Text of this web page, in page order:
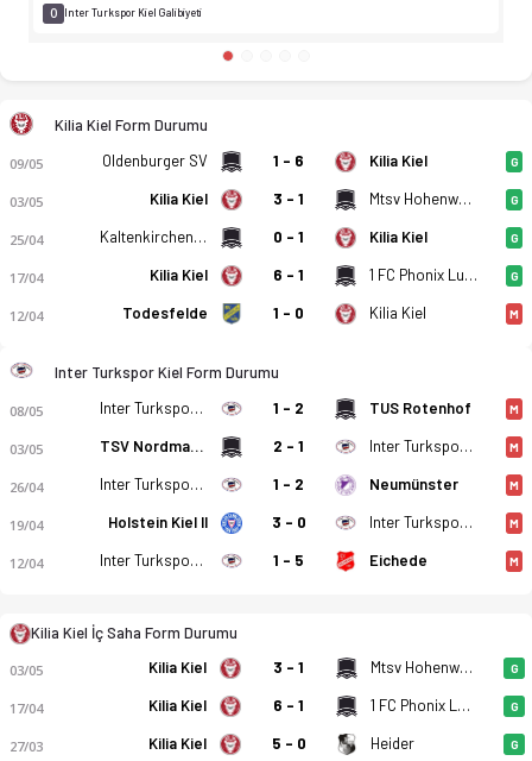
0 Inter Turkspor Kiel Galibiyeti
Kilia Kiel Form Durumu
09/05 Oldenburger SV 1 - 6 Kilia Kiel G
03/05 Kilia Kiel 3 - 1 Mtsv Hohenwestedt G
25/04 Kaltenkirchener Turnerschaft 0 - 1 Kilia Kiel G
17/04 Kilia Kiel 6 - 1 1 FC Phonix Lubeck II G
12/04 Todesfelde 1 - 0 Kilia Kiel M
Inter Turkspor Kiel Form Durumu
08/05 Inter Turkspor Kiel 1 - 2 TUS Rotenhof M
03/05 TSV Nordmark Satrup 2 - 1 Inter Turkspor Kiel M
26/04 Inter Turkspor Kiel 1 - 2 Neumünster M
19/04 Holstein Kiel II 3 - 0 Inter Turkspor Kiel M
12/04 Inter Turkspor Kiel 1 - 5 Eichede M
Kilia Kiel İç Saha Form Durumu
03/05 Kilia Kiel 3 - 1 Mtsv Hohenwestedt G
17/04 Kilia Kiel 6 - 1 1 FC Phonix Lubeck II G
27/03 Kilia Kiel 5 - 0 Heider G